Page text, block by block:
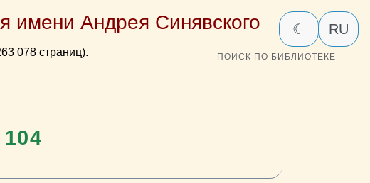
имени Андрея Синявского
078 страниц).
☾ RU
ПОИСК ПО БИБЛИОТЕКЕ